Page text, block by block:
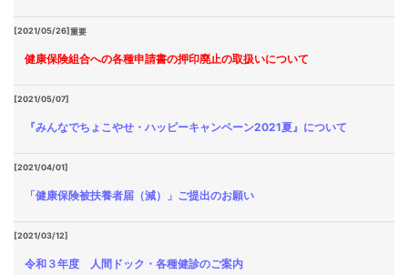
[2021/05/26]重要
健康保険組合への各種申請書の押印廃止の取扱いについて
[2021/05/07]
『みんなでちょこやせ・ハッピーキャンペーン2021夏』について
[2021/04/01]
「健康保険被扶養者届（減）」ご提出のお願い
[2021/03/12]
令和３年度 人間ドック・各種健診のご案内